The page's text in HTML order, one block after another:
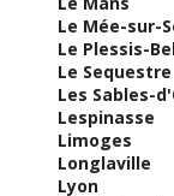
Le Mée-sur-
Le Plessis-
Le Sequestre
Les Sables-
Lespinasse
Limoges
Longlaville
Lyon